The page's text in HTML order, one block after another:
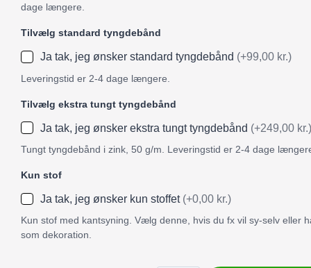
dage længere.
Tilvælg standard tyngdebånd
Ja tak, jeg ønsker standard tyngdebånd (+99,00 kr.)
Leveringstid er 2-4 dage længere.
Tilvælg ekstra tungt tyngdebånd
Ja tak, jeg ønsker ekstra tungt tyngdebånd (+249,00 kr.)
Tungt tyngdebånd i zink, 50 g/m. Leveringstid er 2-4 dage
Kun stof
Ja tak, jeg ønsker kun stoffet (+0,00 kr.)
Kun stof med kantsyning. Vælg denne, hvis du fx vil sy-selv eller
som dekoration.